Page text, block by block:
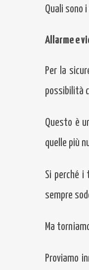
Quali sono
Allarme e
Per la
possibilità
Questo è
quelle più
Si perché i
sempre
Ma
Proviamo